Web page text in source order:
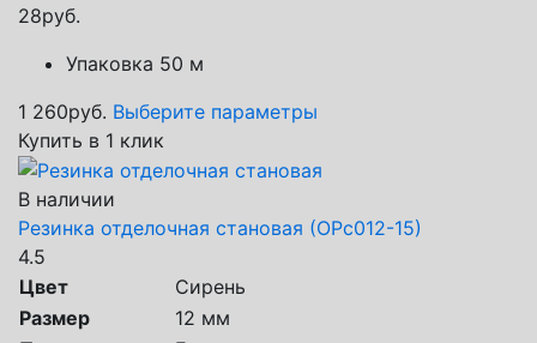
28руб.
Упаковка 50 м
1 260руб. Выберите параметры
Купить в 1 клик
В наличии
Резинка отделочная становая (ОРс012-15)
4.5
Цвет
Сирень
Размер
12 мм